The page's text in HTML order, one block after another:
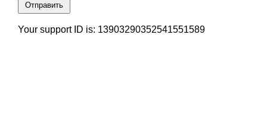
Отправить
Your support ID is: 13903290352541551589